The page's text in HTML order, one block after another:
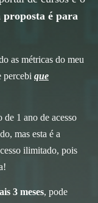
proposta é para
as métricas do meu
percebi que
1 ano de acesso
mas esta é a
ilimitado, pois
3 meses, pode